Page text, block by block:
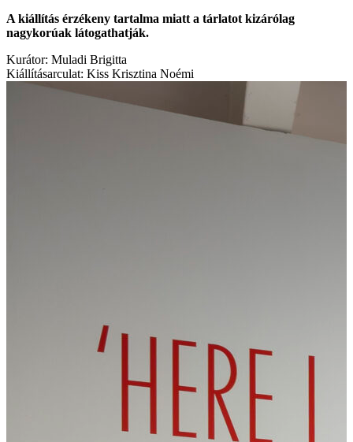
A kiállítás érzékeny tartalma miatt a tárlatot kizárólag
nagykorúak látogathatják.
Kurátor: Muladi Brigitta
Kiállításarculat: Kiss Krisztina Noémi